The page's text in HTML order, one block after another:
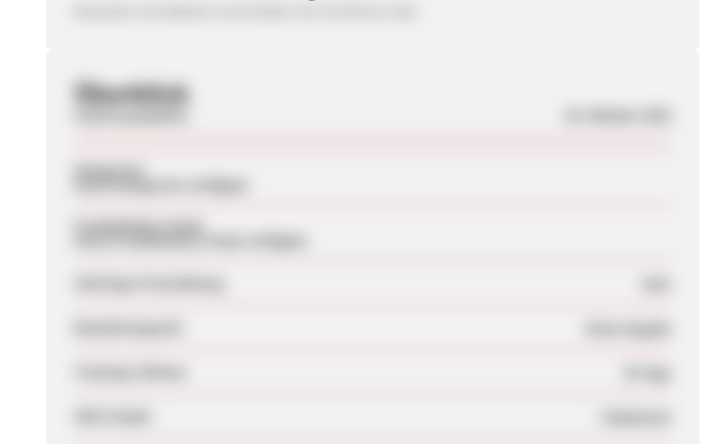
Überblick
Kategorien
Produktdaten-Feeds